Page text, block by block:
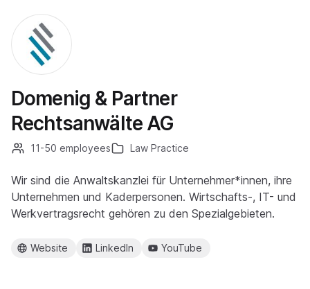
Domenig & Partner
Rechtsanwälte AG
11-50 employees Law Practice
Wir sind die Anwaltskanzlei für Unternehmer*innen, ihre
Unternehmen und Kaderpersonen. Wirtschafts-, IT- und
Werkvertragsrecht gehören zu den Spezialgebieten.
Website LinkedIn YouTube